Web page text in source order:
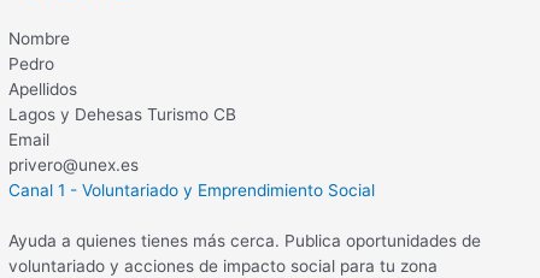
Nombre
Pedro
Apellidos
Lagos y Dehesas Turismo CB
Email
privero@unex.es
Canal 1 - Voluntariado y Emprendimiento Social
Ayuda a quienes tienes más cerca. Publica oportunidades de
voluntariado y acciones de impacto social para tu zona